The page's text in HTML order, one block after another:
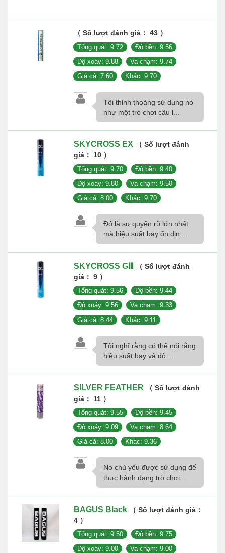
（ Số lượt đánh giá： 43 ）
Tổng quát: 9.72
Độ bền: 9.56
Độ xoáy: 9.88
Va chạm: 9.74
Giá cả: 7.60
Khác: 9.70
Tôi thỉnh thoảng sử dụng nó
như một trò chơi câu l...
SKYCROSS EX （ Số lượt đánh
giá： 10 ）
Tổng quát: 9.70
Độ bền: 9.40
Độ xoáy: 9.80
Va chạm: 9.50
Giá cả: 8.00
Khác: 9.70
Đó là sự quyến rũ lớn nhất
mà hiệu suất bay ổn địn...
SKYCROSS GⅢ
（ Số lượt đánh
giá： 9 ）
Tổng quát: 9.56
Độ bền: 9.44
Độ xoáy: 9.56
Va chạm: 9.33
Giá cả: 8.44
Khác: 9.11
Tôi nghĩ rằng có thể nói rằng
hiệu suất bay và độ ...
SILVER FEATHER （ Số lượt đánh
giá： 11 ）
Tổng quát: 9.55
Độ bền: 9.45
Độ xoáy: 9.09
Va chạm: 8.64
Giá cả: 8.00
Khác: 9.36
Nó chủ yếu được sử dụng để
thực hành dạng trò chơi...
BAGUS Black （ Số lượt đánh giá：
4 ）
Tổng quát: 9.50
Độ bền: 9.75
Độ xoáy: 9.00
Va chạm: 9.00